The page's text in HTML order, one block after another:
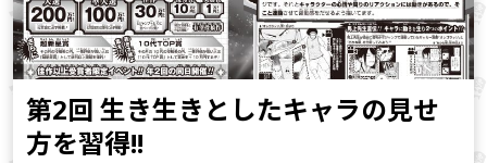
第2回 生き生きとしたキャラの見せ
方を習得!!